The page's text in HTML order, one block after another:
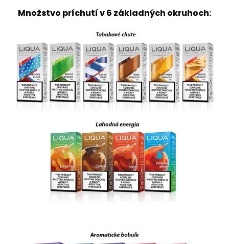
Množstvo príchutí v 6 základných okruhoch: